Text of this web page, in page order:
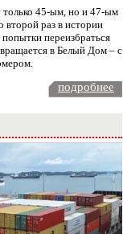
только 45-ым, но и 47-ым
раз в истории
переизбраться
в Белый Дом – с
подробнее